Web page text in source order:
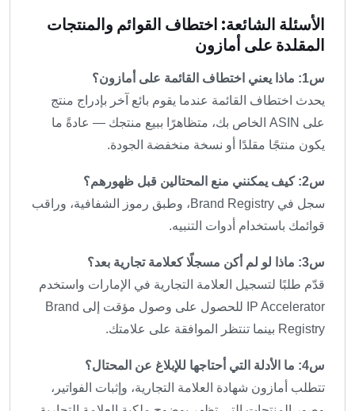
الأسئلة الشائعة: اختطاف القوائم والمنتجات
المقلدة على أمازون
س1: ماذا يعني اختطاف القائمة على أمازون؟
يحدث اختطاف القائمة عندما يقوم بائع آخر بإدراج منتج
على ASIN الخاص بك، متظاهرًا ببيع منتجك — عادةً ما
يكون منتجًا مقلدًا أو نسخة منخفضة الجودة.
س2: كيف يمكنني منع المحتالين قبل ظهورهم؟
سجل في Brand Registry، وطبق رموز الشفافية، وراقب
قوائمك باستخدام أدوات التنبيه.
س3: ماذا لو لم أكن مسجلًا كعلامة تجارية بعد؟
قدّم طلبًا لتسجيل العلامة التجارية في الإمارات واستخدم
IP Accelerator للحصول على وصول مؤقت إلى Brand
Registry بينما تنتظر الموافقة على علامتك.
س4: ما الأدلة التي أحتاجها للإبلاغ عن المحتال؟
تتطلب أمازون شهادة العلامة التجارية، وإثبات الفواتير،